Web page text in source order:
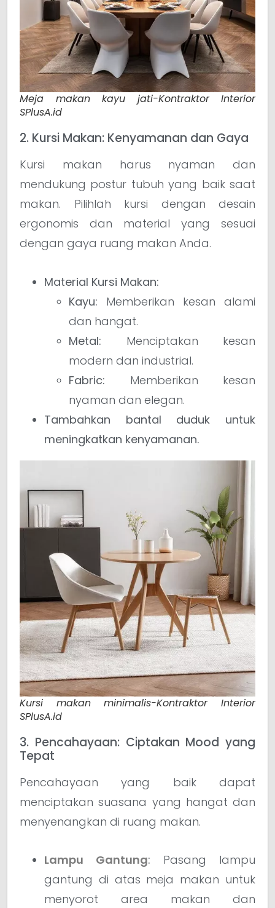
Meja makan kayu jati-Kontraktor Interior
SPlusA.id
2. Kursi Makan: Kenyamanan dan Gaya
Kursi makan harus nyaman dan
mendukung postur tubuh yang baik saat
makan. Pilihlah kursi dengan desain
ergonomis dan material yang sesuai
dengan gaya ruang makan Anda.
Material Kursi Makan:
Kayu: Memberikan kesan alami
dan hangat.
Metal: Menciptakan kesan
modern dan industrial.
Fabric: Memberikan kesan
nyaman dan elegan.
Tambahkan bantal duduk untuk
meningkatkan kenyamanan.
Kursi makan minimalis-Kontraktor Interior
SPlusA.id
3. Pencahayaan: Ciptakan Mood yang
Tepat
Pencahayaan yang baik dapat
menciptakan suasana yang hangat dan
menyenangkan di ruang makan.
Lampu Gantung: Pasang lampu
gantung di atas meja makan untuk
menyorot area makan dan